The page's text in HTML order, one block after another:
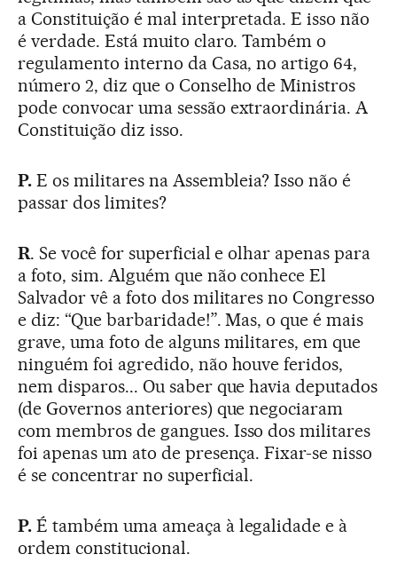
a Constituição é mal interpretada. E isso não
é verdade. Está muito claro. Também o
regulamento interno da Casa, no artigo 64,
número 2, diz que o Conselho de Ministros
pode convocar uma sessão extraordinária. A
Constituição diz isso.
P.E os militares na Assembleia? Isso não é
passar dos limites?
R. Se você for superficial e olhar apenas para
a foto, sim. Alguém que não conhece El
Salvador vê a foto dos militares no Congresso
e diz: “Que barbaridade!”. Mas, o que é mais
grave, uma foto de alguns militares, em que
ninguém foi agredido, não houve feridos,
nem disparos... Ou saber que havia deputados
(de Governos anteriores) que negociaram
com membros de gangues. Isso dos militares
foi apenas um ato de presença. Fixar-se nisso
é se concentrar no superficial.
P.É também uma ameaça à legalidade e à
ordem constitucional.